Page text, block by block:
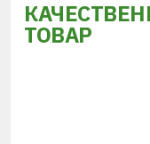
ТОВАР